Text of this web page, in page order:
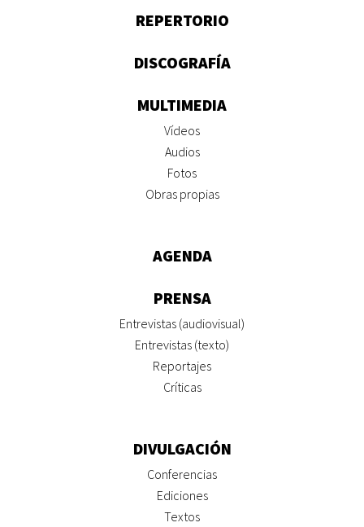
REPERTORIO
DISCOGRAFÍA
MULTIMEDIA
Vídeos
Audios
Fotos
Obras propias
AGENDA
PRENSA
Entrevistas (audiovisual)
Entrevistas (texto)
Reportajes
Críticas
DIVULGACIÓN
Conferencias
Ediciones
Textos